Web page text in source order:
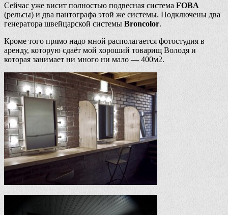
Сейчас уже висит полностью подвесная система FOBA
(рельсы) и два пантографа этой же системы. Подключены два
генератора швейцарской системы Broncolor.
Кроме того прямо надо мной располагается фотостудия в
аренду, которую сдаёт мой хороший товарищ Володя и
которая занимает ни много ни мало — 400м2.